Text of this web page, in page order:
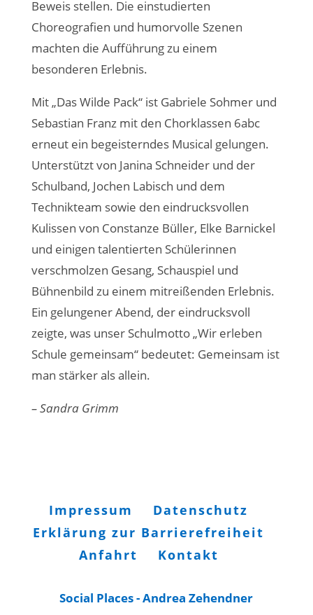
Beweis stellen. Die einstudierten
Choreografien und humorvolle Szenen
machten die Aufführung zu einem
besonderen Erlebnis.
Mit „Das Wilde Pack“ ist Gabriele Sohmer und
Sebastian Franz mit den Chorklassen 6abc
erneut ein begeisterndes Musical gelungen.
Unterstützt von Janina Schneider und der
Schulband, Jochen Labisch und dem
Technikteam sowie den eindrucksvollen
Kulissen von Constanze Büller, Elke Barnickel
und einigen talentierten Schülerinnen
verschmolzen Gesang, Schauspiel und
Bühnenbild zu einem mitreißenden Erlebnis.
Ein gelungener Abend, der eindrucksvoll
zeigte, was unser Schulmotto „Wir erleben
Schule gemeinsam“ bedeutet: Gemeinsam ist
man stärker als allein.
– Sandra Grimm
Impressum
Datenschutz
Erklärung zur Barrierefreiheit
Anfahrt
Kontakt
Social Places - Andrea Zehendner